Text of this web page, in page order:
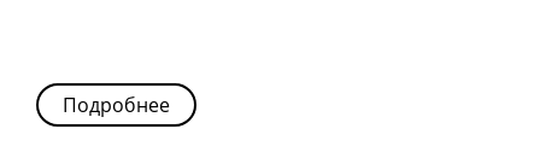
Подробнее